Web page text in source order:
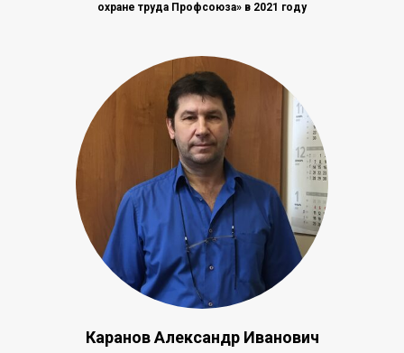
охране труда Профсоюза» в 2021 году
Каранов Александр Иванович